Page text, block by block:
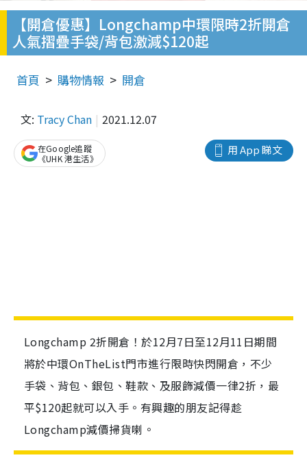
【開倉優惠】Longchamp中環限時2折開倉
人氣摺疊手袋/背包激減$120起
首頁 購物情報 開倉
文: Tracy Chan 2021.12.07
用 App 睇文
在Google追蹤
《UHK 港生活》
Longchamp 2折開倉！於12月7日至12月11日期間
將於中環OnTheList門市進行限時快閃開倉，不少
手袋、背包、銀包、鞋款、及服飾減價一律2折，最
平$120起就可以入手。有興趣的朋友記得趁
Longchamp減價掃貨喇。